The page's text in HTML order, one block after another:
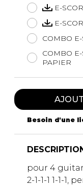
E-
E-
COMBO
COMBO E-
PAPIER
Besoin d'une
pour 4
2-1-1-1 1-1-1,